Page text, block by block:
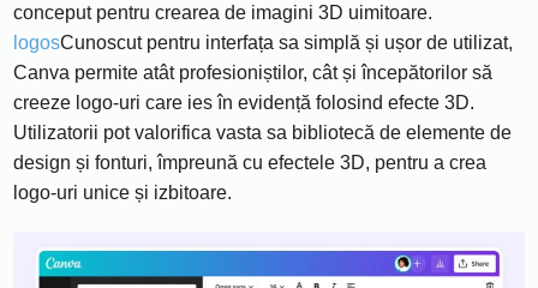
conceput pentru crearea de imagini 3D uimitoare.
logosCunoscut pentru interfața sa simplă și ușor de utilizat,
Canva permite atât profesioniștilor, cât și începătorilor să
creeze logo-uri care ies în evidență folosind efecte 3D.
Utilizatorii pot valorifica vasta sa bibliotecă de elemente de
design și fonturi, împreună cu efectele 3D, pentru a crea
logo-uri unice și izbitoare.